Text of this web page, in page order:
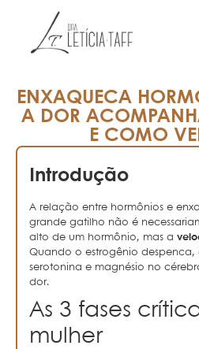
ENXAQUECA
A DOR
E COMO
Introdução
A relação entre hormônios e
grande gatilho não é
alto de um hormônio, mas a
Quando o estrogênio despenca,
serotonina e magnésio no
dor.
As 3 fases
mulher